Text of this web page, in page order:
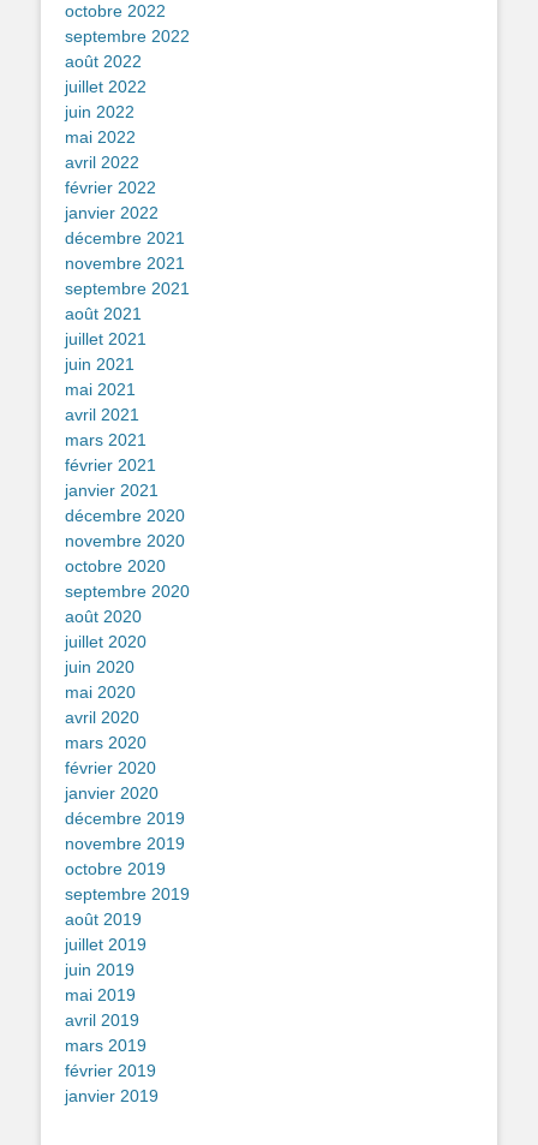
octobre 2022
septembre 2022
août 2022
juillet 2022
juin 2022
mai 2022
avril 2022
février 2022
janvier 2022
décembre 2021
novembre 2021
septembre 2021
août 2021
juillet 2021
juin 2021
mai 2021
avril 2021
mars 2021
février 2021
janvier 2021
décembre 2020
novembre 2020
octobre 2020
septembre 2020
août 2020
juillet 2020
juin 2020
mai 2020
avril 2020
mars 2020
février 2020
janvier 2020
décembre 2019
novembre 2019
octobre 2019
septembre 2019
août 2019
juillet 2019
juin 2019
mai 2019
avril 2019
mars 2019
février 2019
janvier 2019